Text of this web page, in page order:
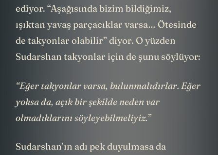
Himalayalar, aslında ışık hızını temsil
ediyor. “Aşağısında bizim bildiğimiz,
ışıktan yavaş parçacıklar varsa… Ötesinde
de takyonlar olabilir” diyor. O yüzden
“Eğer takyonlar varsa, bulunmalıdırlar. Eğer
yoksa da, açık bir şekilde neden var